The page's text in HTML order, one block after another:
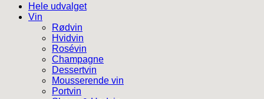
Hele udvalget
Vin
Rødvin
Hvidvin
Rosévin
Champagne
Dessertvin
Mousserende vin
Portvin